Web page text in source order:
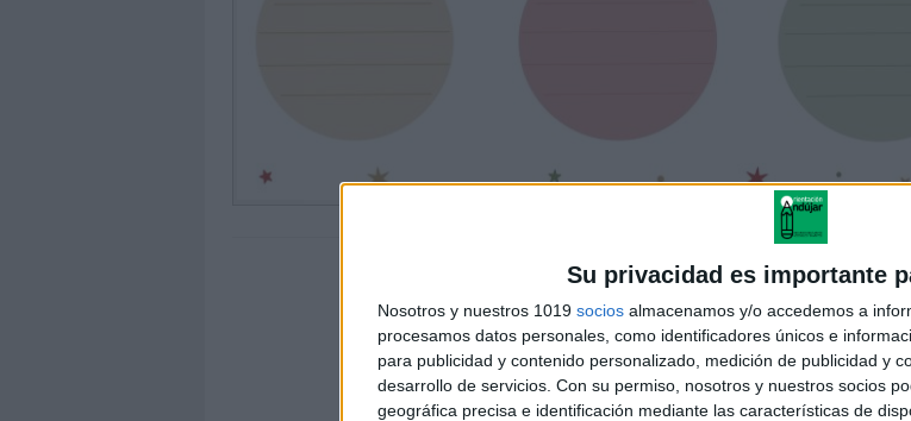
Su privacidad es importante
Nosotros y nuestros 1019 socios almacenamos y/o accedemos a
procesamos datos personales, como identificadores únicos e
para publicidad y contenido personalizado, medición de publicidad y
desarrollo de servicios. Con su permiso, nosotros y nuestros socios
geográfica precisa e identificación mediante las características de